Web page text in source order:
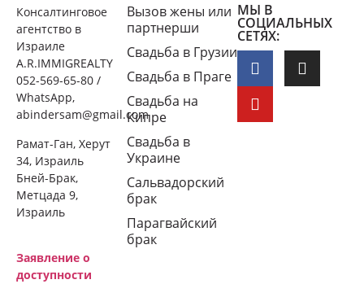
Консалтинговое
агентство в
Израиле
A.R.IMMIGREALTY
052-569-65-80 /
WhatsApp,
abindersam@gmail.com
Рамат-Ган, Херут
34, Израиль
Бней-Брак,
Метцада 9,
Израиль
Заявление о
доступности
Вызов жены или
партнерши
Свадьба в Грузии
Свадьба в Праге
Свадьба на
Кипре
Свадьба в
Украине
Сальвадорский
брак
Парагвайский
брак
МЫ В
СОЦИАЛЬНЫХ
СЕТЯХ: